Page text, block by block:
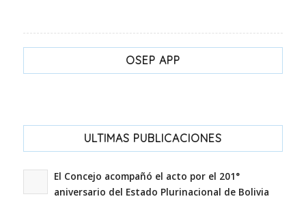
OSEP APP
ULTIMAS PUBLICACIONES
El Concejo acompañó el acto por el 201°
aniversario del Estado Plurinacional de Bolivia